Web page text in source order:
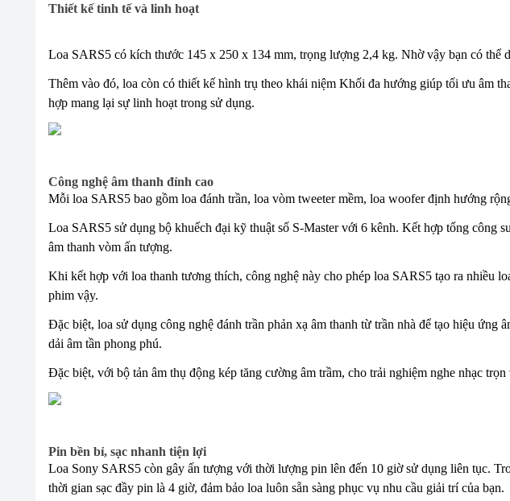
Thiết kế tinh tế và linh hoạt
Loa SARS5 có kích thước 145 x 250 x 134 mm, trọng lượng 2,4 kg. Nhờ vậy bạn có thể
Thêm vào đó, loa còn có thiết kế hình trụ theo khái niệm Khối đa hướng giúp tối ưu âm
hợp mang lại sự linh hoạt trong sử dụng.
Công nghệ âm thanh đỉnh cao
Mỗi loa SARS5 bao gồm loa đánh trần, loa vòm tweeter mềm, loa woofer định hướng
Loa SARS5 sử dụng bộ khuếch đại kỹ thuật số S-Master với 6 kênh. Kết hợp tổng công
âm thanh vòm ấn tượng.
Khi kết hợp với loa thanh tương thích, công nghệ này cho phép loa SARS5 tạo ra nhiều
phim vậy.
Đặc biệt, loa sử dụng công nghệ đánh trần phản xạ âm thanh từ trần nhà để tạo hiệu
dải âm tần phong phú.
Đặc biệt, với bộ tản âm thụ động kép tăng cường âm trầm, cho trải nghiệm nghe nhạc trọn
Pin bền bỉ, sạc nhanh tiện lợi
Loa Sony SARS5 còn gây ấn tượng với thời lượng pin lên đến 10 giờ sử dụng liên tục.
thời gian sạc đầy pin là 4 giờ, đảm bảo loa luôn sẵn sàng phục vụ nhu cầu giải trí của bạn.